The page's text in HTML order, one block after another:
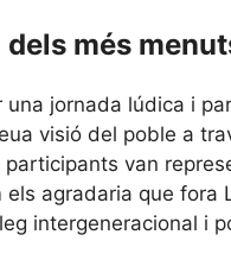
més
jornada lúdica i
visió del poble a
van
agradaria que fora
intergeneracional i